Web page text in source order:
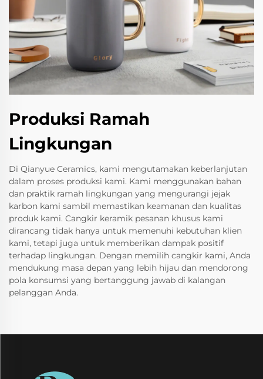
Produksi Ramah
Lingkungan
Di Qianyue Ceramics, kami mengutamakan keberlanjutan
dalam proses produksi kami. Kami menggunakan bahan
dan praktik ramah lingkungan yang mengurangi jejak
karbon kami sambil memastikan keamanan dan kualitas
produk kami. Cangkir keramik pesanan khusus kami
dirancang tidak hanya untuk memenuhi kebutuhan klien
kami, tetapi juga untuk memberikan dampak positif
terhadap lingkungan. Dengan memilih cangkir kami, Anda
mendukung masa depan yang lebih hijau dan mendorong
pola konsumsi yang bertanggung jawab di kalangan
pelanggan Anda.